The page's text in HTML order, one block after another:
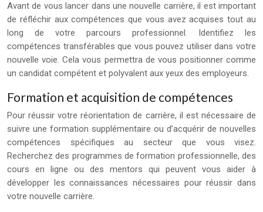
Avant de vous lancer dans une nouvelle carrière, il est important
de réfléchir aux compétences que vous avez acquises tout au
long de votre parcours professionnel. Identifiez les
compétences transférables que vous pouvez utiliser dans votre
nouvelle voie. Cela vous permettra de vous positionner comme
un candidat compétent et polyvalent aux yeux des employeurs.
Formation et acquisition de compétences
Pour réussir votre réorientation de carrière, il est nécessaire de
suivre une formation supplémentaire ou d’acquérir de nouvelles
compétences spécifiques au secteur que vous visez.
Recherchez des programmes de formation professionnelle, des
cours en ligne ou des mentors qui peuvent vous aider à
développer les connaissances nécessaires pour réussir dans
votre nouvelle carrière.